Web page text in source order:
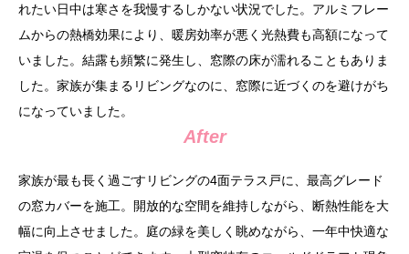
れたい日中は寒さを我慢するしかない状況でした。アルミフレー
ムからの熱橋効果により、暖房効率が悪く光熱費も高額になって
いました。結露も頻繁に発生し、窓際の床が濡れることもありま
した。家族が集まるリビングなのに、窓際に近づくのを避けがち
になっていました。
After
家族が最も長く過ごすリビングの4面テラス戸に、最高グレード
の窓カバーを施工。開放的な空間を維持しながら、断熱性能を大
幅に向上させました。庭の緑を美しく眺めながら、一年中快適な